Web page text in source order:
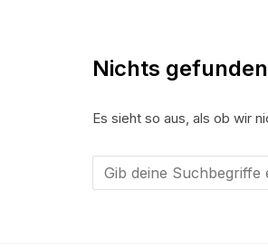
Nichts gefunden
Es sieht so aus, als ob wir